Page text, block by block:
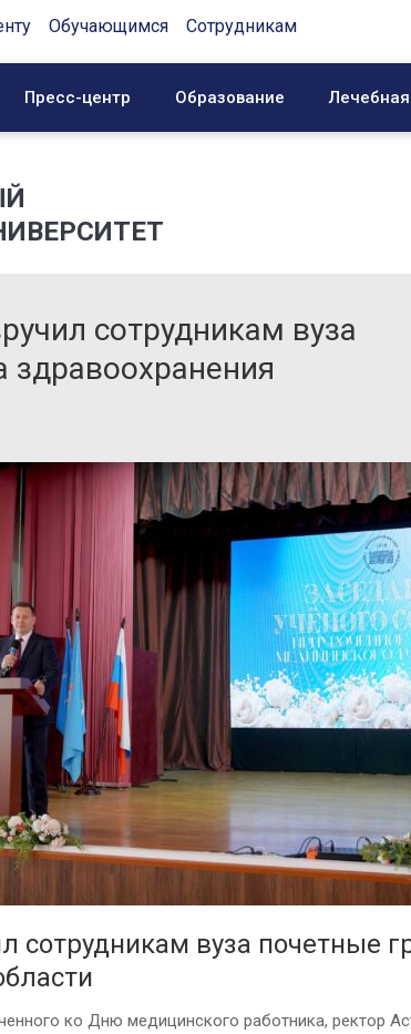
Обучающимся Сотрудникам
Пресс-центр Образование
сотрудникам вуза
сотрудникам вуза почетные
ко Дню медицинского работника, ректор